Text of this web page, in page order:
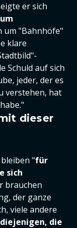
er sich
um "Bahnhöfe"
klare
Schuld auf sich
jeder, der es
verstehen, hat
dieser
"für
sich
brauchen
der ganze
viele andere
die